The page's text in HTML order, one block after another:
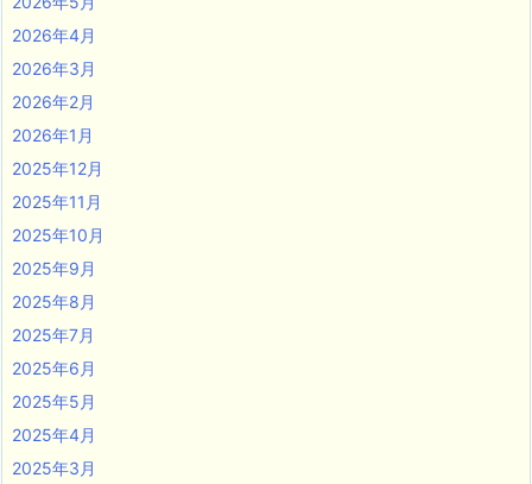
2026年4月
2026年3月
2026年2月
2026年1月
2025年12月
2025年11月
2025年10月
2025年9月
2025年8月
2025年7月
2025年6月
2025年5月
2025年4月
2025年3月